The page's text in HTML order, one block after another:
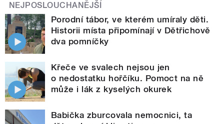
NEJPOSLOUCHANĚJŠÍ
Porodní tábor, ve kterém umíraly děti.
Historii místa připomínají v Dětřichově
dva pomníčky
Křeče ve svalech nejsou jen
o nedostatku hořčíku. Pomoct na ně
může i lák z kyselých okurek
Babička zburcovala nemocnici, ta